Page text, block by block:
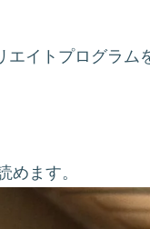
イトプログラム
めます。